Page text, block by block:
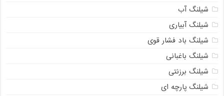
شیلنگ آب
شیلنگ آبیاری
شیلنگ باد فشار قوی
شیلنگ باغبانی
شیلنگ برزنتی
شیلنگ پارچه‌ ای